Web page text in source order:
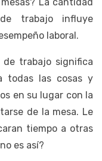
trabajo influye
laboral.
trabajo significa
todas las cosas y
en su lugar con la
de la mesa. Le
tiempo a otras
es así?